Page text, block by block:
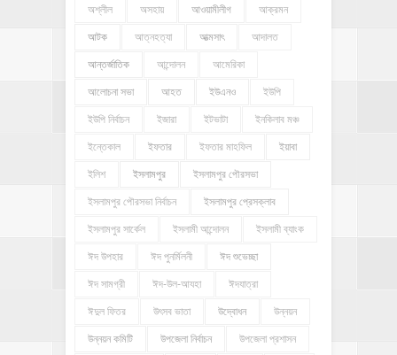
অশ্লীল অসহায় আওয়ামীলীগ আক্রমন
আটক আত্নহত্যা আত্মসাৎ আদালত
আন্তর্জাতিক আন্দোলন আমেরিকা
আলোচনা সভা আহত ইউএনও ইউপি
ইউপি নির্বাচন ইজারা ইটভাটা ইনকিলাব মঞ্চ
ইন্তেকাল ইফতার ইফতার মাহফিল ইয়াবা
ইলিশ ইসলামপুর ইসলামপুর পৌরসভা
ইসলামপুর পৌরসভা নির্বাচন ইসলামপুর প্রেসক্লাব
ইসলামপুর সার্কেল ইসলামী আন্দোলন ইসলামী ব্যাংক
ঈদ উপহার ঈদ পুনর্মিলনী ঈদ শুভেচ্ছা
ঈদ সামগ্রী ঈদ-উল-আযহা ঈদযাত্রা
ঈদুল ফিতর উৎসব ভাতা উদ্বোধন উন্নয়ন
উন্নয়ন কমিটি উপজেলা নির্বাচন উপজেলা প্রশাসন